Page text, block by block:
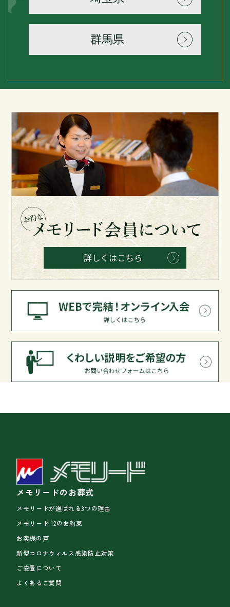
群馬県
メモリードのお葬式
メモリードが選ばれる3つの理由
メモリード 12のお約束
お客様の声
新型コロナウィルス感染防止対策
ご安置について
よくあるご質問